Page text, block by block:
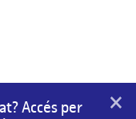
Accés per
×